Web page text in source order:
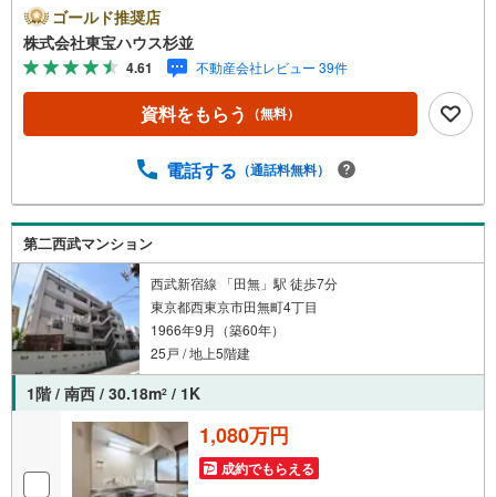
カレンダー」のご提案。・ 未来に起こるであろうご自宅リ
フォームをオンライン上でご提案「ミラカレクラブ」。・
不動産売却時、ご自宅を綺麗にかつ瀟洒にさせるCG加工ホ
ームステイジングサービス。・ 購入者様へ、税理士による
確定申告の無料セミナーをご招待いたします。◆ご予約に
際して◆日時のご希望をお伝えください。（もちろん当日
件）の手配が必要な場合がございますのでご容赦くださ
能となりますのでお手数ですがご一報ください。◆物件の
ご案内は◆弊社へのご来社、お客様宅へのお迎え・最寄駅
での待ち合わせ、物件周辺のコンビニ等でお待ち合わせな
ど、ご希望をお伝えください。ご希望条件をお伝え頂けま
したら、ご見学希望物件以外の資料も用意して参ります。
もちろん他の物件も併せてご案内させていただきます。
ゴールド推奨店
株式会社東宝ハウス杉並
4.61 不動産会社レビュー 39件
資料をもらう （無料）
電話する （通話料無料）
第二西武マンション
西武新宿線 「田無」駅 徒歩7分
東京都西東京市田無町4丁目
1966年9月（築60年）
25戸 / 地上5階建
1階 / 南西 / 30.18m2 / 1K
1,080万円
成約でもらえる